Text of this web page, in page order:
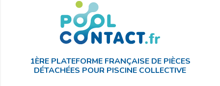
1ÈRE PLATEFORME FRANÇAISE DE PIÈCES
DÉTACHÉES POUR PISCINE COLLECTIVE